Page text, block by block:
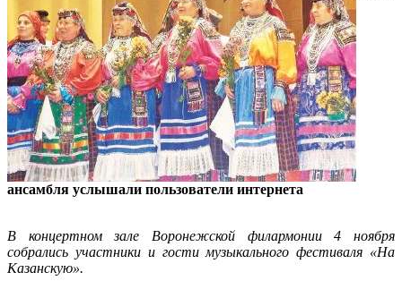
ансамбля услышали пользователи интернета
В концертном зале Воронежской филармонии 4 ноября
собрались участники и гости музыкального фестиваля «На
Казанскую».